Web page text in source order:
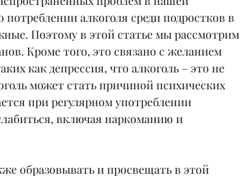
алкоголя среди подростков в
Поэтому в этой статье мы рассмотрим
Кроме того, это связано с желанием
как депрессия, что алкоголь – это не
может стать причиной психических
при регулярном употреблении
включая наркоманию и
образовывать и просвещать в этой